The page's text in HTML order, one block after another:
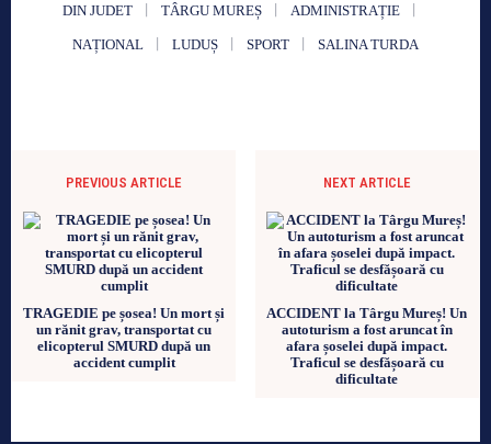
DIN JUDET TÂRGU MUREȘ ADMINISTRAȚIE
NAȚIONAL LUDUȘ SPORT SALINA TURDA
PREVIOUS ARTICLE
TRAGEDIE pe șosea! Un mort și
un rănit grav, transportat cu
elicopterul SMURD după un
accident cumplit
NEXT ARTICLE
ACCIDENT la Târgu Mureș! Un
autoturism a fost aruncat în
afara șoselei după impact.
Traficul se desfășoară cu
dificultate